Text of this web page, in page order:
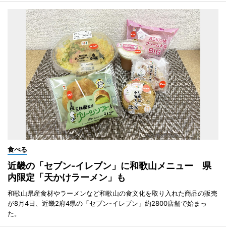
食べる
近畿の「セブン-イレブン」に和歌山メニュー 県
内限定「天かけラーメン」も
和歌山県産食材やラーメンなど和歌山の食文化を取り入れた商品の販売
が8月4日、近畿2府4県の「セブン-イレブン」約2800店舗で始まっ
た。